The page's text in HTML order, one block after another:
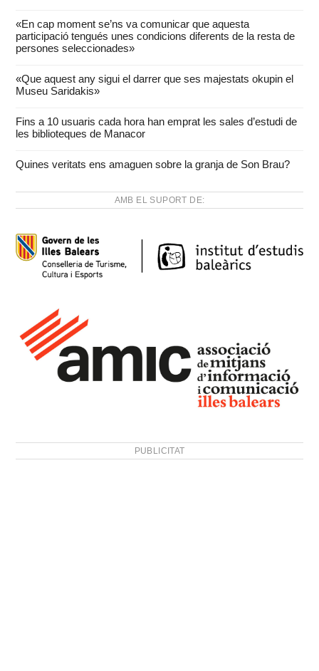
«En cap moment se’ns va comunicar que aquesta
participació tengués unes condicions diferents de la resta de
persones seleccionades»
«Que aquest any sigui el darrer que ses majestats okupin el
Museu Saridakis»
Fins a 10 usuaris cada hora han emprat les sales d’estudi de
les biblioteques de Manacor
Quines veritats ens amaguen sobre la granja de Son Brau?
AMB EL SUPORT DE:
PUBLICITAT